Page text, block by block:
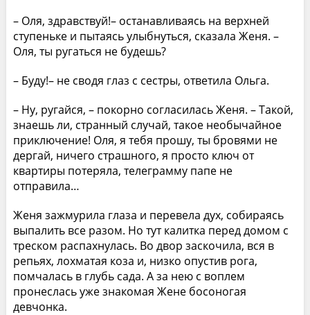
– Оля, здравствуй!– останавливаясь на верхней
ступеньке и пытаясь улыбнуться, сказала Женя. –
Оля, ты ругаться не будешь?
– Буду!– не сводя глаз с сестры, ответила Ольга.
– Ну, ругайся, – покорно согласилась Женя. – Такой,
знаешь ли, странный случай, такое необычайное
приключение! Оля, я тебя прошу, ты бровями не
дергай, ничего страшного, я просто ключ от
квартиры потеряла, телеграмму папе не
отправила…
Женя зажмурила глаза и перевела дух, собираясь
выпалить все разом. Но тут калитка перед домом с
треском распахнулась. Во двор заскочила, вся в
репьях, лохматая коза и, низко опустив рога,
помчалась в глубь сада. А за нею с воплем
пронеслась уже знакомая Жене босоногая
девчонка.